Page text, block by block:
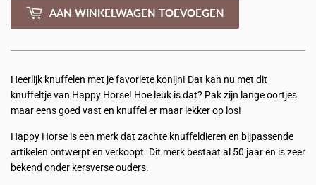
AAN WINKELWAGEN TOEVOEGEN
Heerlijk knuffelen met je favoriete konijn! Dat kan nu met dit
knuffeltje van Happy Horse! Hoe leuk is dat? Pak zijn lange oortjes
maar eens goed vast en knuffel er maar lekker op los!
Happy Horse is een merk dat zachte knuffeldieren en bijpassende
artikelen ontwerpt en verkoopt. Dit merk bestaat al 50 jaar en is zeer
bekend onder kersverse ouders.